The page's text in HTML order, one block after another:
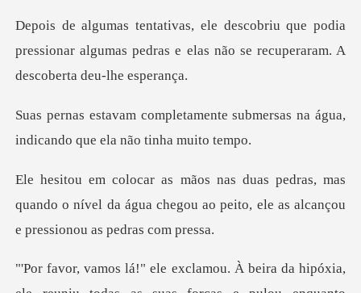
e podia
pressionar algumas pedras e elas não s
te submersas na água,
indicando
mas
quando o nível da água chegou ao peito, el